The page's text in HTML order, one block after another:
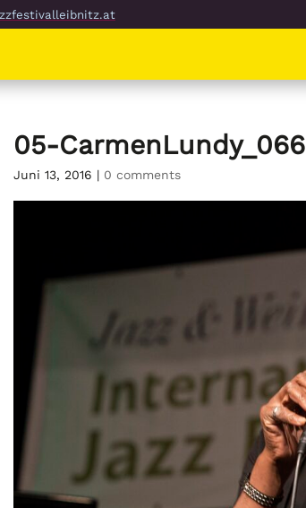
05-CarmenLundy_066
Juni 13, 2016 | 0 comments